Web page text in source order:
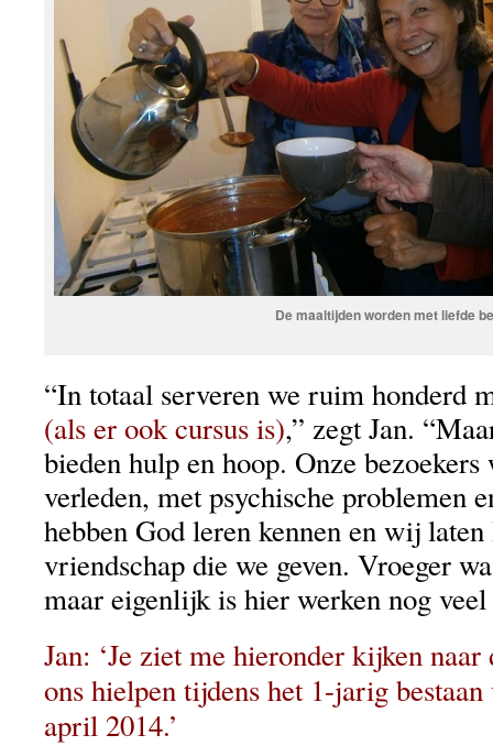
De maaltijden worden met liefde
“In totaal serveren we ruim honderd
(als er ook cursus is),” zegt Jan.
bieden hulp en hoop. Onze
verleden, met psychische problemen
hebben God leren kennen en wij
vriendschap die we geven. Vroeger
maar eigenlijk is hier werken nog
Jan: ‘Je ziet me hieronder kijken
ons hielpen tijdens het 1-jarig
april 2014.’